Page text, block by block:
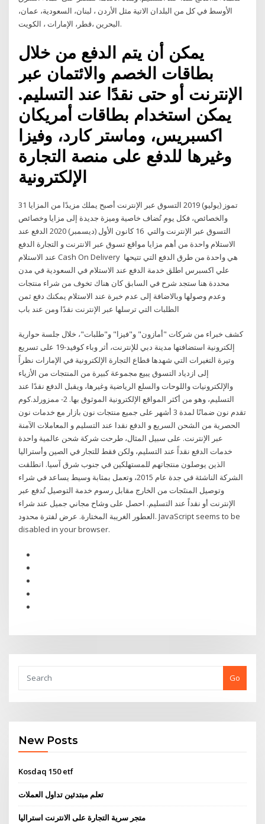
الأوسط في كل من البلدان الاتية مثل الأردن ، لبنان، السعودية، عمان،
البحرين ،قطر، الإمارات ، الكويت.
يمكن أن يتم الدفع من خلال
بطاقات الخصم والائتمان عبر
الإنترنت أو حتى نقدًا عند التسليم.
يمكن استخدام بطاقات أمريكان
اكسبريس، وماستر كارد، وفيزا
وغيرها للدفع على منصة التجارة
الإلكترونية
31 تموز (يوليو) 2019 التسوق عبر الإنترنت أصبح يملك مزيدًا من المزايا
والخصائص، فكل يوم تُضاف خاصية وميزة جديدة إلى مزايا وخصائص
التسوق عبر الإنترنت والتي 16 كانون الأول (ديسمبر) 2020 الدفع عند
الاستلام واحدة من أهم مزايا مواقع تسوق عبر الانترنت و التجارة الدفع
عند الاستلام Cash On Delivery هي واحدة من طرق الدفع التي تتيحها
علي اكسبرس اطلق خدمة الدفع عند الاستلام في السعودية في مدن
محددة هنا ستجد شرح في السابق كان هناك تخوف من شراء منتجات
وعدم وصولها وبالاضافة إلى عدم خبرة عند الاستلام يمكنك دفع ثمن
الطلبات التي ترسلها عبر الإنترنت نقدًا ومن عند باب
كشف خبراء من شركات "أمازون" و"فيزا" و"طلبات"، خلال جلسة حوارية
إلكترونية استضافتها مدينة دبي للإنترنت، أثر وباء كوفيد-19 على تسريع
وتيرة التغيرات التي شهدها قطاع التجارة الإلكترونية في الإمارات نظراً
إلى ازدياد التسوق يبيع مجموعة كبيرة من المنتجات من الأزياء
والإلكترونيات واللوحات والسلع الرياضية وغيرها، ويقبل الدفع نقدًا عند
التسليم، وهو من أكثر المواقع الإلكترونية الموثوق بها. 2- ممزورلد.كوم
تقدم نون ضمانًا لمدة 3 أشهر على جميع منتجات نون بازار مع خدمات نون
الحصرية من الشحن السريع و الدفع نقدا عند التسليم و المعاملات الآمنة
عبر الإنترنت. على سبيل المثال، طرحت شركة شحن عالمية واحدة
خدمات الدفع نقداً عند التسليم، ولكن فقط للتجار في الصين وأستراليا
الذين يوصلون منتجاتهم للمستهلكين في جنوب شرق آسيا. انطلقت
الشركة الناشئة في جدة عام 2015، وتعمل بمثابة وسيط يساعد في شراء
وتوصيل المنتَجات من الخارج مقابل رسوم خدمة التوصيل تُدفع عبر
الإنترنت أو نقداً عند التسليم. احصل على وشاح مجاني جميل عند شراء
العطور الغريبة المختارة. عرض لفترة محدود. JavaScript seems to be
disabled in your browser.
Go
New Posts
Kosdaq 150 etf
تعلم مبتدئين تداول العملات
متجر سرية التجارة على الانترنت استراليا